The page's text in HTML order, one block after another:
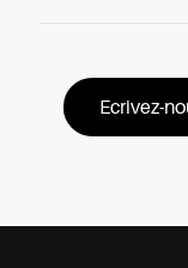
Ecrivez-